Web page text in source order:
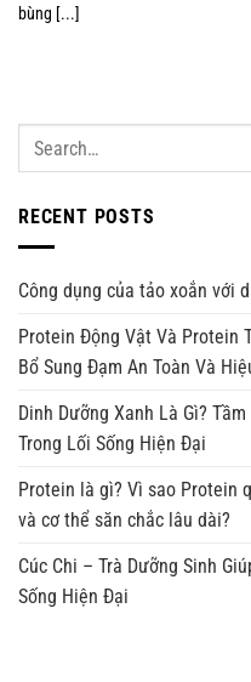
bùng [...]
RECENT POSTS
Công dụng của tảo xoắn với
Protein Động Vật Và Protein
Bổ Sung Đạm An Toàn Và
Dinh Dưỡng Xanh Là Gì?
Trong Lối Sống Hiện Đại
Protein là gì? Vì sao Protein
và cơ thể săn chắc lâu dài?
Cúc Chi – Trà Dưỡng Sinh
Sống Hiện Đại